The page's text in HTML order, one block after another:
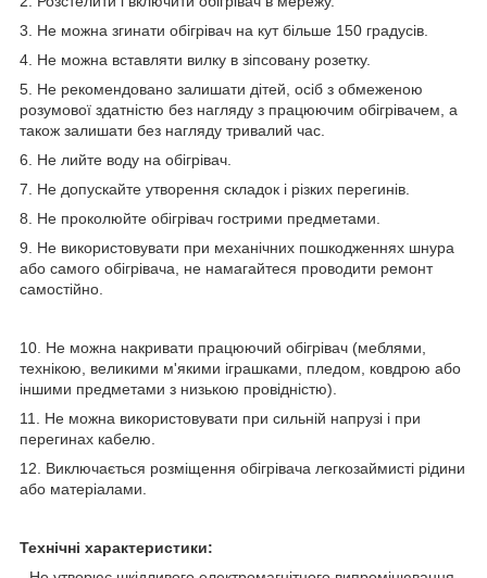
3. Не можна згинати обігрівач на кут більше 150 градусів.
4. Не можна вставляти вилку в зіпсовану розетку.
5. Не рекомендовано залишати дітей, осіб з обмеженою
розумової здатністю без нагляду з працюючим обігрівачем, а
також залишати без нагляду тривалий час.
6. Не лийте воду на обігрівач.
7. Не допускайте утворення складок і різких перегинів.
8. Не проколюйте обігрівач гострими предметами.
9. Не використовувати при механічних пошкодженнях шнура
або самого обігрівача, не намагайтеся проводити ремонт
самостійно.
10. Не можна накривати працюючий обігрівач (меблями,
технікою, великими м'якими іграшками, пледом, ковдрою або
іншими предметами з низькою провідністю).
11. Не можна використовувати при сильній напрузі і при
перегинах кабелю.
12. Виключається розміщення обігрівача легкозаймисті рідини
або матеріалами.
Технічні характеристики: